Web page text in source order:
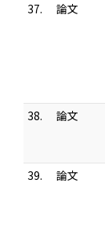
37.
論文
38.
論文
39.
論文